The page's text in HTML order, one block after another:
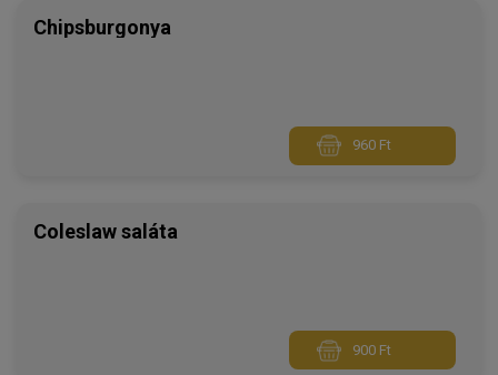
Chipsburgonya
960 Ft
Coleslaw saláta
900 Ft